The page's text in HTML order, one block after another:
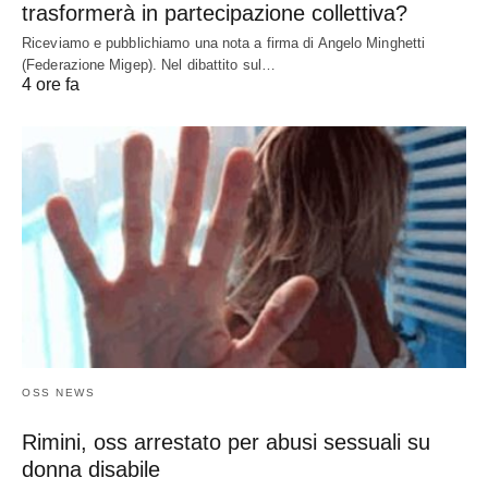
trasformerà in partecipazione collettiva?
Riceviamo e pubblichiamo una nota a firma di Angelo Minghetti
(Federazione Migep). Nel dibattito sul…
4 ore fa
OSS NEWS
Rimini, oss arrestato per abusi sessuali su
donna disabile